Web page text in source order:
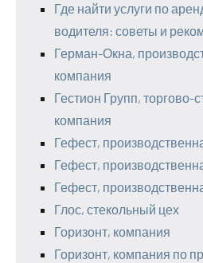
Где найти услуги по
водителя: советы и
Герман-Окна,
компания
Гестион Групп, торгово-
компания
Гефест,
Гефест,
Гефест,
Глос, стекольный цех
Горизонт, компания
Горизонт, компания по